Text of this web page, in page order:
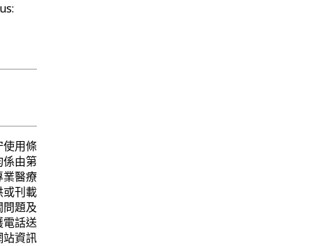
使用條
由第
醫療
刊載
題及
話送
資訊